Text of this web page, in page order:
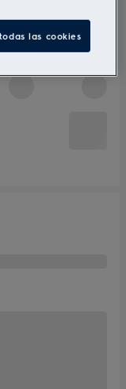
las cookies